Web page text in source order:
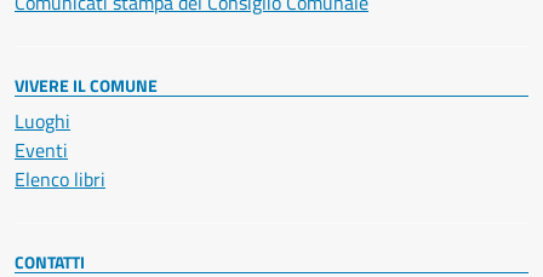
VIVERE IL COMUNE
Luoghi
Eventi
Elenco libri
CONTATTI